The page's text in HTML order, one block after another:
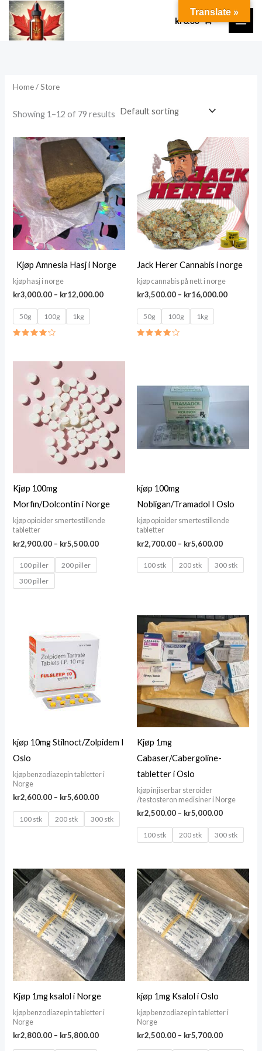
Skip
content
kr0.00
Home/ Store
Showing 1–12 of 79 results
Kjøp Amnesia Hasj i Norge
kjøp hasj i norge
kr3,000.00 – kr12,000.00Price
kr12,000.00
50g 100g 1kg
Jack Herer Cannabis i norge
kjøp cannabis på nett i norge
kr3,500.00 – kr16,000.00Price
50g 100g 1kg
Kjøp 100mg
Morfin/Dolcontin i Norge
kjøp opioider smertestillende
tabletter
kr2,900.00 – kr5,500.00Price
100 piller
200 piller
300 piller
kjøp 100mg
Nobligan/Tramadol I Oslo
kjøp opioider smertestillende
tabletter
kr2,700.00 – kr5,600.00Price
kr2,700.00
through
100 stk 200 stk 300 stk
kjøp 10mg Stilnoct/Zolpidem I
Oslo
kjøp benzodiazepin tabletter i
Norge
kr2,600.00 – kr5,600.00Price
kr2,600.00
through
100 stk 200 stk 300 stk
Kjøp 1mg
Cabaser/Cabergoline-
tabletter i Oslo
kjøp injiserbar steroider
/testosteron medisiner i Norge
kr2,500.00 – kr5,000.00Price
kr2,500.00
through
100 stk 200 stk 300 stk
Kjøp 1mg ksalol i Norge
kjøp benzodiazepin tabletter i
Norge
kr2,800.00 – kr5,800.00Price
kjøp 1mg Ksalol i Oslo
kjøp benzodiazepin tabletter i
Norge
kr2,500.00 – kr5,700.00Price
Translate »